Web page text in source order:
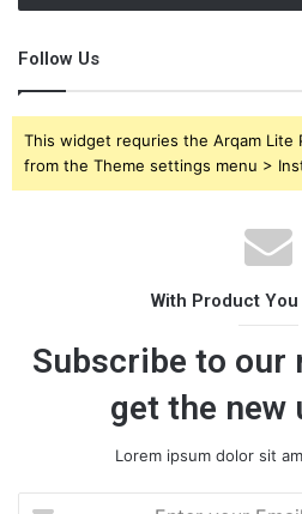
Follow Us
This widget requries the Arqam Lite
from the Theme settings menu >
With Product
Subscribe to
get the new
Lorem ipsum dolor sit